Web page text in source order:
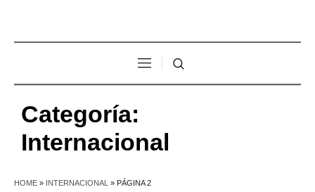
Categoría:
Internacional
HOME » INTERNACIONAL » PÁGINA 2